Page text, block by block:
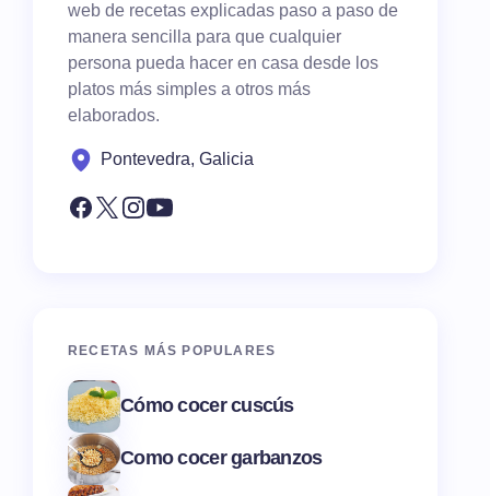
web de recetas explicadas paso a paso de
manera sencilla para que cualquier
persona pueda hacer en casa desde los
platos más simples a otros más
elaborados.
Pontevedra, Galicia
RECETAS MÁS POPULARES
Cómo cocer cuscús
Como cocer garbanzos